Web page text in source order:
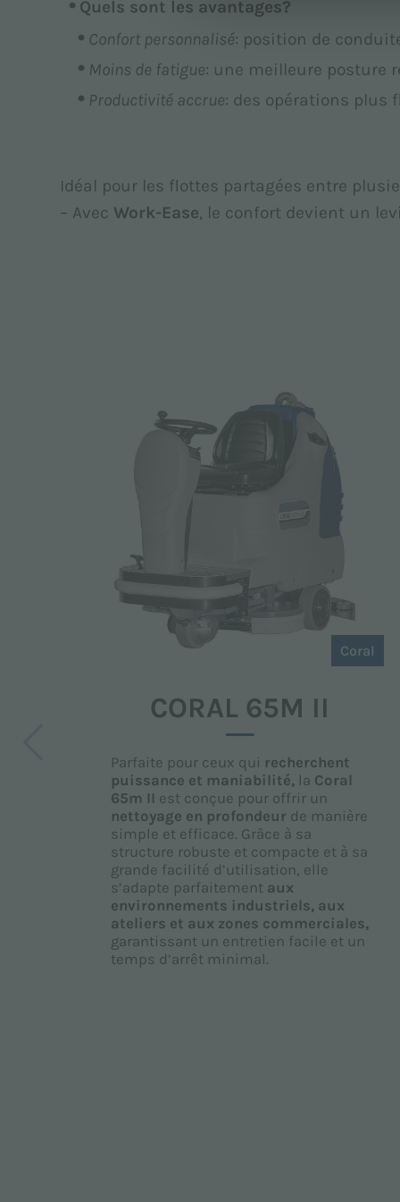
Quels sont les avantages?
Confort personnalisé: position de
Moins de fatigue: une meilleure posture
Productivité accrue: des opérations plus
Idéal pour les flottes partagées entre
– Avec Work-Ease, le confort devient un
Coral
CORAL 65M II
Parfaite pour ceux qui recherchent
puissance et maniabilité,la Coral
65m II est conçue pour offrir un
nettoyage en profondeur de manière
simple et efficace. Grâce à sa
structure robuste et compacte et à sa
grande facilité d’utilisation, elle
s’adapte parfaitement aux
environnements industriels, aux
ateliers et aux zones commerciales,
garantissant un entretien facile et un
temps d’arrêt minimal.